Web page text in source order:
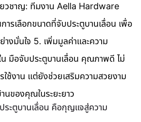
ยวชาญ: ทีมงาน Aella Hardware
ารเลือกขนาดที่จับประตูบานเลื่อน เพื่อ
งมั่นใจ 5. เพิ่มมูลค่าและความ
น มือจับประตูบานเลื่อน คุณภาพดี ไม่
ช้งาน แต่ยังช่วยเสริมความสวยงาม
นของคุณในระยะยาว
ระตูบานเลื่อน คือกุญแจสู่ความ